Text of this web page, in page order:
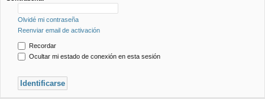
Olvidé mi contraseña
Reenviar email de activación
Recordar
Ocultar mi estado de conexión en esta sesión